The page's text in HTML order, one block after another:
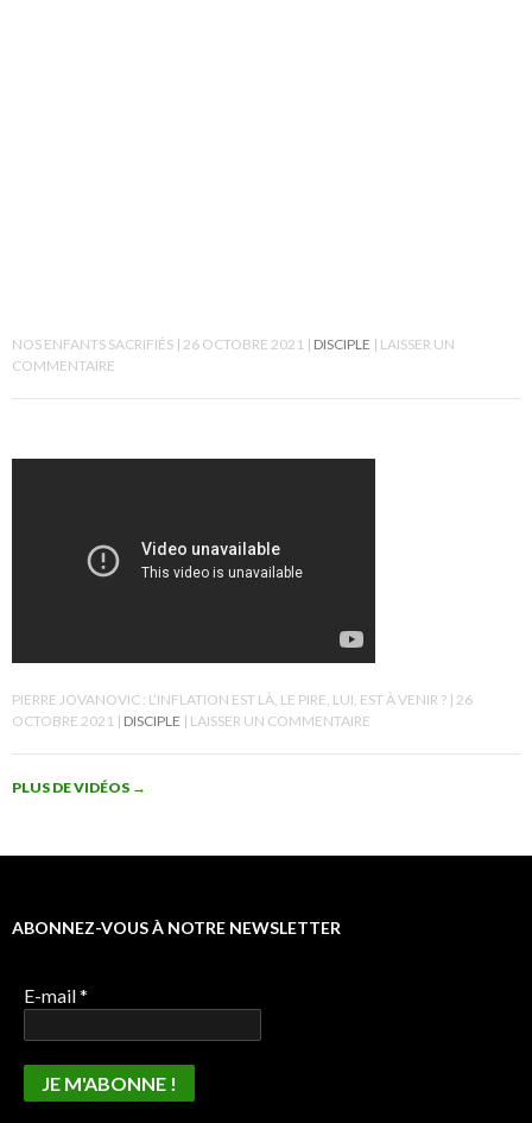
NOS ENFANTS SACRIFIÉS 26 OCTOBRE 2021 DISCIPLE
LAISSER UN
COMMENTAIRE
PIERRE JOVANOVIC : L’INFLATION EST LÀ, LE PIRE, LUI, EST À VENIR ? 26
OCTOBRE 2021 DISCIPLE LAISSER UN COMMENTAIRE
PLUS DE VIDÉOS →
ABONNEZ-VOUS À NOTRE NEWSLETTER
E-mail*